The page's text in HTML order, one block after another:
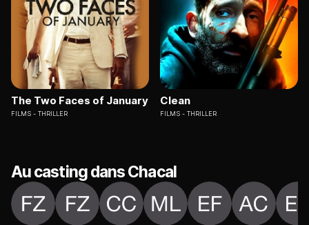
The Two Faces of January
FILMS THRILLER
Clean
FILMS THRILLER
Au casting dans Chacal